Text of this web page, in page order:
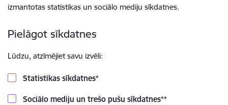
izmantotas statistikas un sociālo mediju sīkdatnes.
Pielāgot sīkdatnes
Lūdzu, atzīmējiet savu izvēli:
Statistikas sīkdatnes*
Sociālo mediju un trešo pušu sīkdatnes**